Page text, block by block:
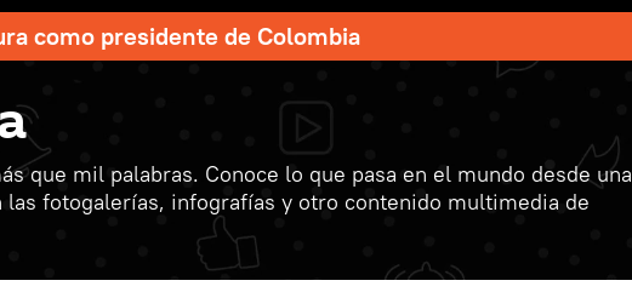
como presidente de Colombia
que mil palabras. Conoce lo que pasa en el mundo desde una
las fotogalerías, infografías y otro contenido multimedia de